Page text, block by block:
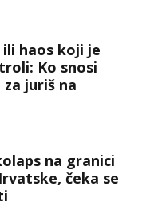
haos koji je
Ko snosi
juriš na
na granici
čeka se